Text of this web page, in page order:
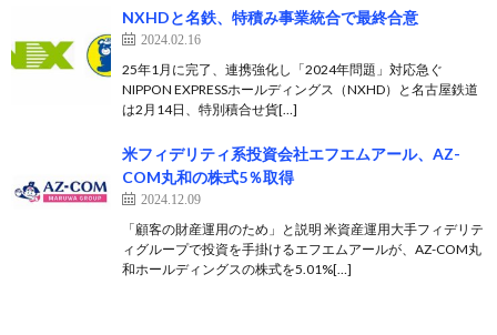
NXHDと名鉄、特積み事業統合で最終合意
2024.02.16
25年1月に完了、連携強化し「2024年問題」対応急ぐ
NIPPON EXPRESSホールディングス（NXHD）と名古屋鉄道
は2月14日、特別積合せ貨[…]
米フィデリティ系投資会社エフエムアール、AZ-
COM丸和の株式5％取得
2024.12.09
「顧客の財産運用のため」と説明 米資産運用大手フィデリテ
ィグループで投資を手掛けるエフエムアールが、AZ-COM丸
和ホールディングスの株式を5.01%[…]